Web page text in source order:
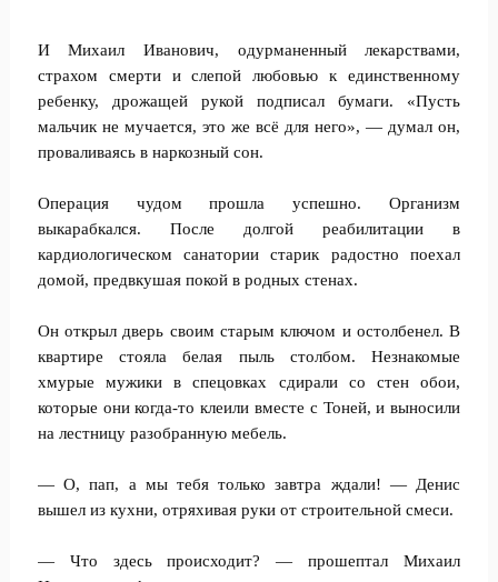
И Михаил Иванович, одурманенный лекарствами,
страхом смерти и слепой любовью к единственному
ребенку, дрожащей рукой подписал бумаги. «Пусть
мальчик не мучается, это же всё для него», — думал он,
проваливаясь в наркозный сон.
Операция чудом прошла успешно. Организм
выкарабкался. После долгой реабилитации в
кардиологическом санатории старик радостно поехал
домой, предвкушая покой в родных стенах.
Он открыл дверь своим старым ключом и остолбенел. В
квартире стояла белая пыль столбом. Незнакомые
хмурые мужики в спецовках сдирали со стен обои,
которые они когда-то клеили вместе с Тоней, и выносили
на лестницу разобранную мебель.
— О, пап, а мы тебя только завтра ждали! — Денис
вышел из кухни, отряхивая руки от строительной смеси.
— Что здесь происходит? — прошептал Михаил